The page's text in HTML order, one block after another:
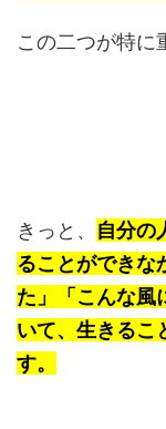
この二つが特に
きっと、 自分の
ることができな
た」「こんな風
いて、生きるこ
す。